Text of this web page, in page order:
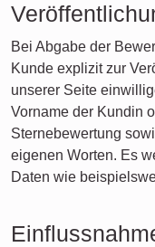
Bei Abgabe der
Kunde explizit zur
unserer Seite
Vorname der Kundin
Sternebewertung
eigenen Worten. Es
Daten wie